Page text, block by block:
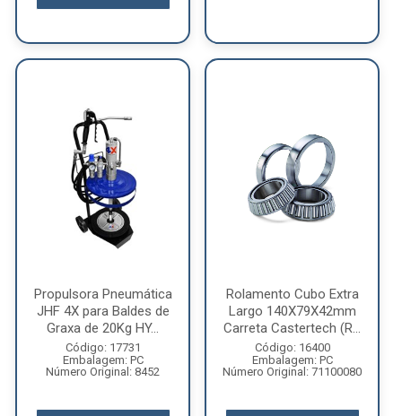
Propulsora Pneumática
JHF 4X para Baldes de
Graxa de 20Kg HY...
Código: 17731
Embalagem: PC
Número Original: 8452
Rolamento Cubo Extra
Largo 140X79X42mm
Carreta Castertech (R...
Código: 16400
Embalagem: PC
Número Original: 71100080